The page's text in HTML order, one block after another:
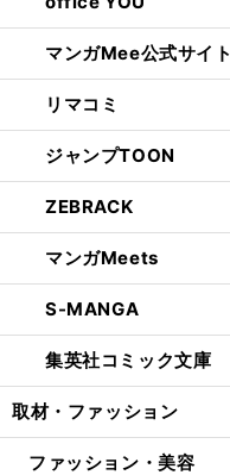
マンガMee公式サイト
リマコミ
ジャンプTOON
ZEBRACK
マンガMeets
S-MANGA
集英社コミック文庫
取材・ファッション
ファッション・美容